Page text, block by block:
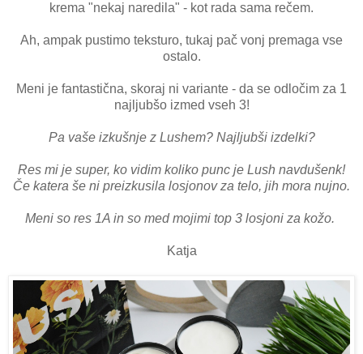
krema "nekaj naredila" - kot rada sama rečem.
Ah, ampak pustimo teksturo, tukaj pač vonj premaga vse
ostalo.
Meni je fantastična, skoraj ni variante - da se odločim za 1
najljubšo izmed vseh 3!
Pa vaše izkušnje z Lushem? Najljubši izdelki?
Res mi je super, ko vidim koliko punc je Lush navdušenk!
Če katera še ni preizkusila losjonov za telo, jih mora nujno.
Meni so res 1A in so med mojimi top 3 losjoni za kožo.
Katja